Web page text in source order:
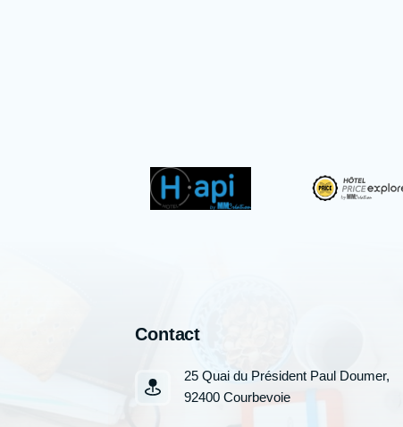
Contact
25 Quai du Président Paul Doumer,
92400 Courbevoie